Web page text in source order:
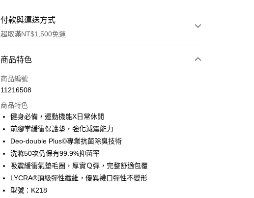
付款與運送方式
超取滿NT$1,500免運
付款方式
信用卡一次付款
LINE Pay
Apple Pay
ATM付款
運送方式
商品特色
商品編號
11216508
商品特色
健身必備，運動機能X日常休閒
前腳掌緩衝保護墊，強化減震能力
Deo-double Plus©專業抗菌除臭技術
洗滌50次仍保有99.9%抑菌率
吸震緩衝氣墊毛圈，厚實Ｑ彈，完整舒適包覆
LYCRA®頂級彈性纖維，優異襪口彈性不變形
型號：K218